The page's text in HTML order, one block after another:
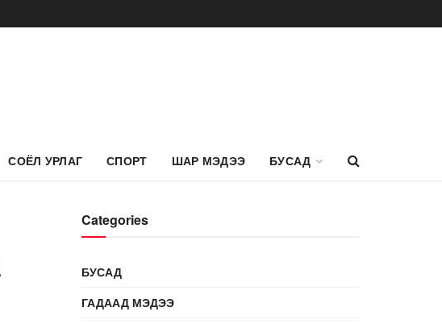
СОЁЛ УРЛАГ СПОРТ ШАР МЭДЭЭ БУСАД
Categories
БУСАД
ГАДААД МЭДЭЭ